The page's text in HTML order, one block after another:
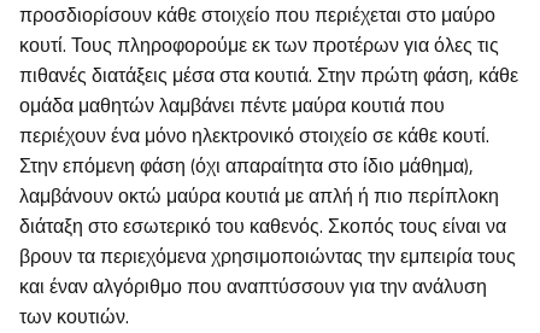
προσδιορίσουν κάθε στοιχείο που περιέχεται στο μαύρο
κουτί. Τους πληροφορούμε εκ των προτέρων για όλες τις
πιθανές διατάξεις μέσα στα κουτιά. Στην πρώτη φάση, κάθε
ομάδα μαθητών λαμβάνει πέντε μαύρα κουτιά που
περιέχουν ένα μόνο ηλεκτρονικό στοιχείο σε κάθε κουτί.
Στην επόμενη φάση (όχι απαραίτητα στο ίδιο μάθημα),
λαμβάνουν οκτώ μαύρα κουτιά με απλή ή πιο περίπλοκη
διάταξη στο εσωτερικό του καθενός. Σκοπός τους είναι να
βρουν τα περιεχόμενα χρησιμοποιώντας την εμπειρία τους
και έναν αλγόριθμο που αναπτύσσουν για την ανάλυση
των κουτιών.